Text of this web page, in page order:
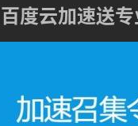
度云加速送